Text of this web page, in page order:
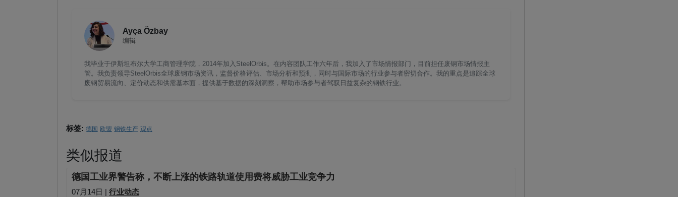
Ayça Özbay
编辑
我毕业于伊斯坦布尔大学工商管理学院，2014年加入SteelOrbis。在内容团队工作六年后，我加入了市场情报部门，目前担任废钢市场情报主
管。我负责领导SteelOrbis全球废钢市场资讯，监督价格评估、市场分析和预测，同时与国际市场的行业参与者密切合作。我的重点是追踪全球
废钢贸易流向、定价动态和供需基本面，提供基于数据的深刻洞察，帮助市场参与者驾驭日益复杂的钢铁行业。
标签: 德国 欧盟 钢铁生产 观点
类似报道
德国工业界警告称，不断上涨的铁路轨道使用费将威胁工业竞争力
07月14日 | 行业动态